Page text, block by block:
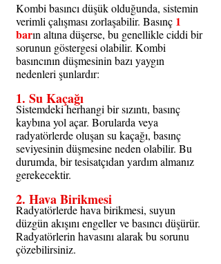
Kombi basıncı düşük olduğunda, sistemin
verimli çalışması zorlaşabilir. Basınç 1
barın altına düşerse, bu genellikle ciddi bir
sorunun göstergesi olabilir. Kombi
basıncının düşmesinin bazı yaygın
nedenleri şunlardır:
1. Su Kaçağı
Sistemdeki herhangi bir sızıntı, basınç
kaybına yol açar. Borularda veya
radyatörlerde oluşan su kaçağı, basınç
seviyesinin düşmesine neden olabilir. Bu
durumda, bir tesisatçıdan yardım almanız
gerekecektir.
2. Hava Birikmesi
Radyatörlerde hava birikmesi, suyun
düzgün akışını engeller ve basıncı düşürür.
Radyatörlerin havasını alarak bu sorunu
çözebilirsiniz.